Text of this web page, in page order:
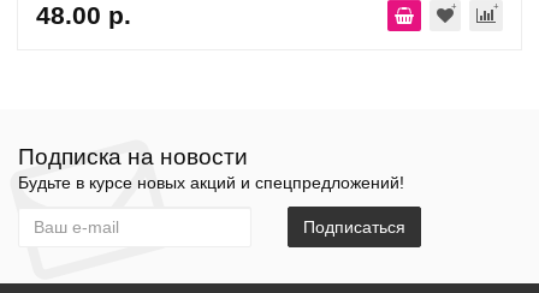
48.00 р.
Подписка на новости
Будьте в курсе новых акций и спецпредложений!
Подписаться